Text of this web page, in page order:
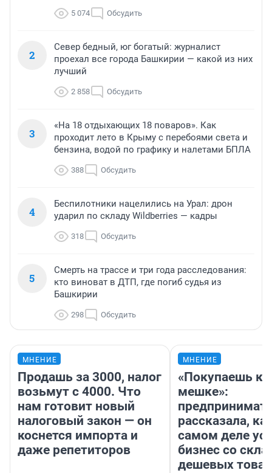
5 074 Обсудить
2
Север бедный, юг богатый: журналист
проехал все города Башкирии — какой из них
лучший
2 858 Обсудить
3
«На 18 отдыхающих 18 поваров». Как
проходит лето в Крыму с перебоями света и
бензина, водой по графику и налетами БПЛА
388 Обсудить
4
Беспилотники нацелились на Урал: дрон
ударил по складу Wildberries — кадры
318 Обсудить
5
Смерть на трассе и три года расследования:
кто виноват в ДТП, где погиб судья из
Башкирии
298 Обсудить
МНЕНИЕ
Продашь за 3000, налог
возьмут с 4000. Что
нам готовит новый
налоговый закон — он
коснется импорта и
даже репетиторов
МНЕНИЕ
«Покупаешь
мешке»:
рассказала,
самом деле
бизнес со
дешевых